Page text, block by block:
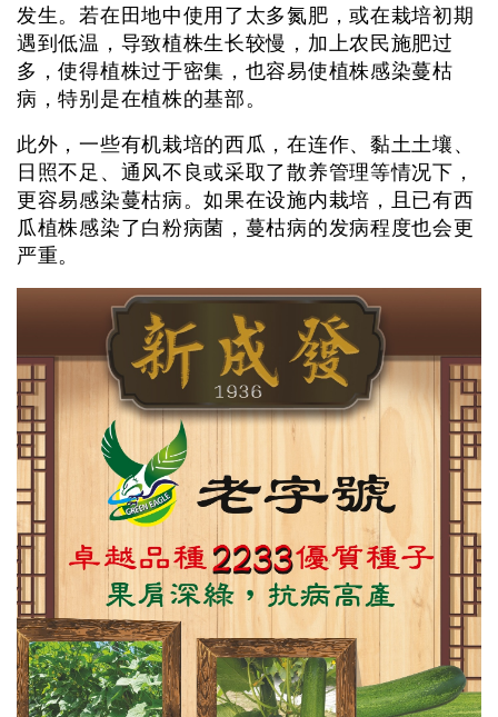
发生。若在田地中使用了太多氮肥，或在栽培初期
遇到低温，导致植株生长较慢，加上农民施肥过
多，使得植株过于密集，也容易使植株感染蔓枯
病，特别是在植株的基部。
此外，一些有机栽培的西瓜，在连作、黏土土壤、
日照不足、通风不良或采取了散养管理等情况下，
更容易感染蔓枯病。如果在设施内栽培，且已有西
瓜植株感染了白粉病菌，蔓枯病的发病程度也会更
严重。